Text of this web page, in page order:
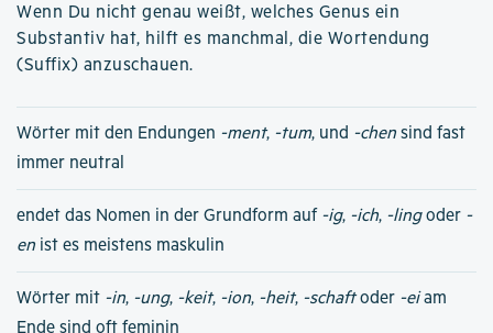
Wenn Du nicht genau weißt, welches Genus ein
Substantiv hat, hilft es manchmal, die Wortendung
(Suffix) anzuschauen.
Wörter mit den Endungen -ment, -tum, und -chen sind fast
immer neutral
endet das Nomen in der Grundform auf -ig, -ich, -lingoder -
en ist es meistens maskulin
Wörter mit -in, -ung, -keit, -ion, -heit, -schaftoder -eiam
Ende sind oft feminin